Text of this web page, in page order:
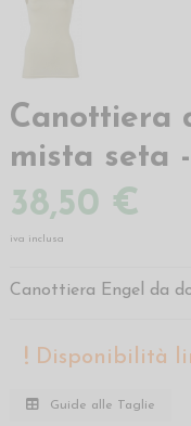
Canottiera
mista seta
38,50 €
iva inclusa
Canottiera Engel da
Disponibilità
Guide alle Taglie